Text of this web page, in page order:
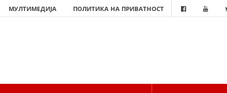
МУЛТИМЕДИЈА ПОЛИТИКА НА ПРИВАТНОСТ